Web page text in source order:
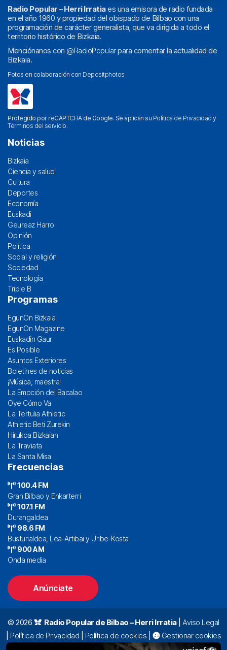
Radio Popular – Herri Irratiaes una emisora de radio fundada
en el año 1960 y propiedad del obispado de Bilbao con una
programación de carácter generalista, que va dirigida a todo el
territorio histórico de Bizkaia.
Menciónanos con @RadioPopularpara comentar la actualidad de
Bizkaia.
Fotos en colaboración con Depositphotos
Protegido por reCAPTCHA de Google. Se aplican su Política de Privacidad y
Términos del servicio.
Noticias
Bizkaia
Ciencia y salud
Cultura
Deportes
Economía
Euskadi
Geureaz Harro
Opinión
Política
Social y religión
Sociedad
Tecnología
Triple B
Programas
EgunOn Bizkaia
EgunOn Magazine
Euskadin Gaur
Es Posible
Asuntos Exteriores
Boletines de noticias
¡Música, maestra!
La Emoción del Bacalao
Oye Cómo Va
La Tertulia Athletic
Athletic Beti Zurekin
Hirukoa Bizkaian
La Traviata
La Santa Misa
Frecuencias
100.4 FM
Gran Bilbao y Enkarterri
107.1 FM
Durangaldea
98.6 FM
Busturialdea, Lea-Artibai y Uribe-Kosta
900 AM
Onda media
Anúnciate
© 2026 Radio Popular de Bilbao – Herri Irratia| Aviso Legal
Política de Privacidad Política de cookies
Gestionar cookies